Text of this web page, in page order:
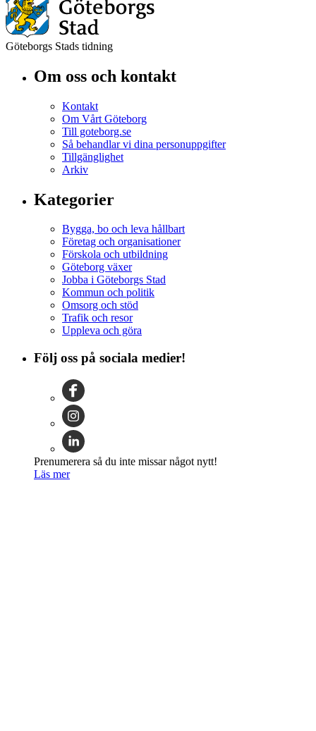
Göteborgs Stads tidning
Om oss och kontakt
Kontakt
Om Vårt Göteborg
Till goteborg.se
Så behandlar vi dina personuppgifter
Tillgänglighet
Arkiv
Kategorier
Bygga, bo och leva hållbart
Företag och organisationer
Förskola och utbildning
Göteborg växer
Jobba i Göteborgs Stad
Kommun och politik
Omsorg och stöd
Trafik och resor
Uppleva och göra
Följ oss på sociala medier!
Prenumerera så du inte missar något nytt!
Läs mer